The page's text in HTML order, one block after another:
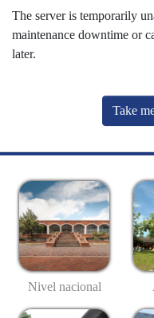
The server is temporarily
maintenance downtime or
later.
Take
Nivel nacional